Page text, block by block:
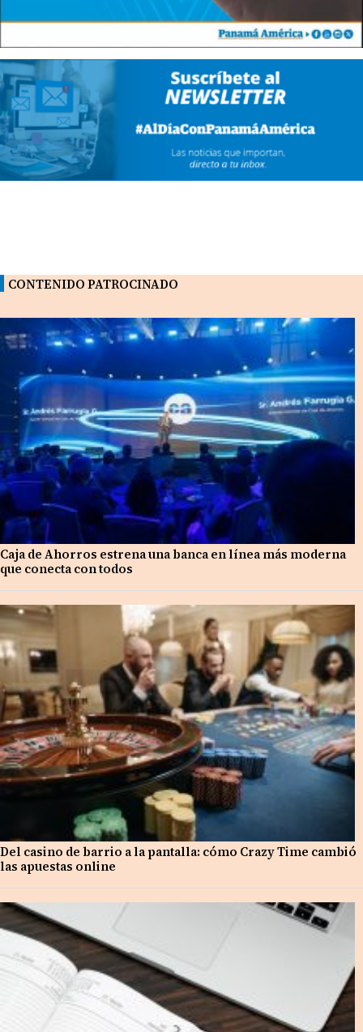
CONTENIDO PATROCINADO
Caja de Ahorros estrena una banca en línea más moderna
que conecta con todos
Del casino de barrio a la pantalla: cómo Crazy Time cambió
las apuestas online